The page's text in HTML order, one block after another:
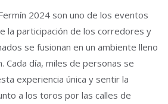
2024 son uno de los eventos
la participación de los corredores y
se fusionan en un ambiente lleno
Cada día, miles de personas se
experiencia única y sentir la
a los toros por las calles de